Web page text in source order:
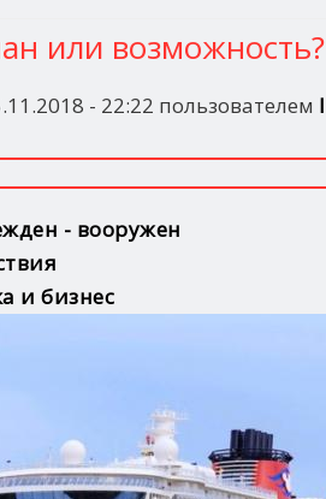
или возможность?
- 22:22 пользователем
- вооружен
и бизнес